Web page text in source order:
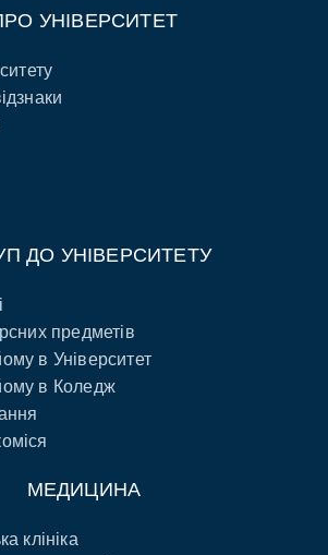
УНІВЕРСИТЕТ
ДО УНІВЕРСИТЕТУ
предметів
в Університет
в Коледж
МЕДИЦИНА
клініка